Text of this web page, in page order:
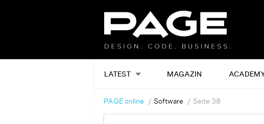
LATEST MAGAZIN
PAGE online Software Seite 38